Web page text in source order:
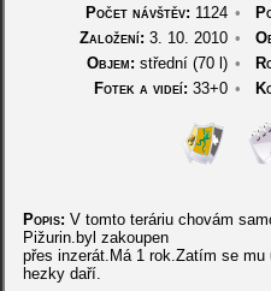
Počet návštěv: 1124 •
Založení: 3. 10. 2010 •
Objem: střední (70 l) •
Fotek a videí: 33+0 •
Popis: V tomto teráriu chovám
Pižurin.byl zakoupen
přes inzerát.Má 1 rok.Zatím se mu
hezky daří.